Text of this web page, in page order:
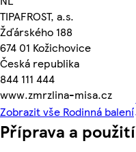
TIPAFROST, a.s.
Žďárského 188
674 01 Kožichovice
Česká republika
844 111 444
www.zmrzlina-misa.cz
Zobrazit vše Rodinná balení
Příprava a použití